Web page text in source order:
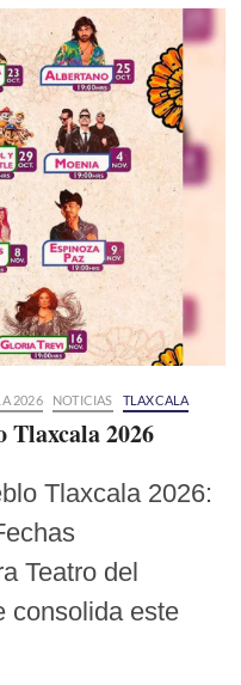
2026 NOTICIAS TLAXCALA
Tlaxcala 2026
Tlaxcala 2026:
Teatro del
consolida este